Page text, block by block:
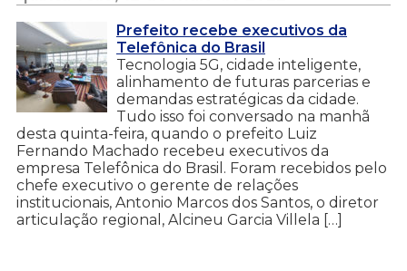
Prefeito recebe executivos da
Telefônica do Brasil
Tecnologia 5G, cidade inteligente,
alinhamento de futuras parcerias e
demandas estratégicas da cidade.
Tudo isso foi conversado na manhã
desta quinta-feira, quando o prefeito Luiz
Fernando Machado recebeu executivos da
empresa Telefônica do Brasil. Foram recebidos pelo
chefe executivo o gerente de relações
institucionais, Antonio Marcos dos Santos, o diretor
articulação regional, Alcineu Garcia Villela […]